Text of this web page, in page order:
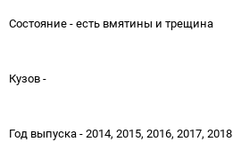
Состояние - есть вмятины и трещина
Кузов -
Год выпуска - 2014, 2015, 2016, 2017, 2018